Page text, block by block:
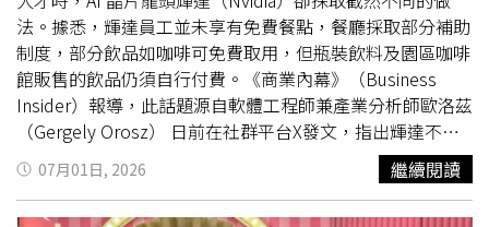
航空公司創造新產品層級的簡單方式。這類座位價格預計會
高於一般豪華經濟艙，但仍低於商務艙等高級產品。聯合航
空表示，新座位的具體價格將於今年稍晚公布。業界分析認
為，航空公司可能先以較低價格推出新服務，再依市場需求
逐步調整票價。隨著航空業從單純追求載客量，轉向提升每
名旅客收益，取消中間座位不只是改善乘坐體驗，也反映航
空公司透過「舒適分級」創造新收入來源的趨勢。
法。據悉，輝達員工並未享有免費餐點，餐廳採取部分補助
制度，部分飲品如咖啡可免費取用，但瓶裝飲料及園區咖啡
館販售的飲品仍須自行付費。《商業內幕》（Business
Insider）報導，此話題源自軟體工程師兼產業分析師歐洛茲
（Gergely Orosz） 日前在社群平台X發文，指出輝達不像
其他大型科技公司提供免費零食與咖啡，引發外界關注這家
市值名列前茅企業的員工福利政策。多位曾任職於輝達的員
工表示，公司一向奉行節儉文化，相較於以豐厚福利鼓勵員
07月01日, 2026 繼續閱讀